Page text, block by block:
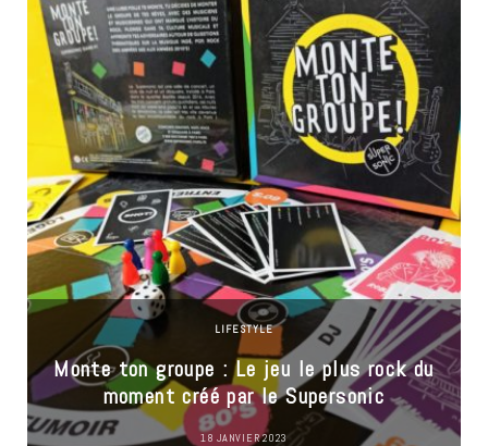
LIFESTYLE
Monte ton groupe : Le jeu le plus rock du
moment créé par le Supersonic
18 JANVIER 2023